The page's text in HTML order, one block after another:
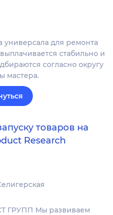
для ремонта
стабильно и
согласно округу
мастера.
товаров на
Research
ГРУПП Мы развиваем